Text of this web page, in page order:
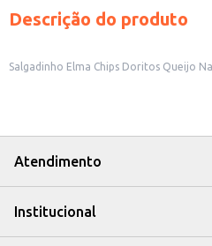
Descrição do produto
Salgadinho Elma Chips Doritos Queijo
Atendimento
Institucional